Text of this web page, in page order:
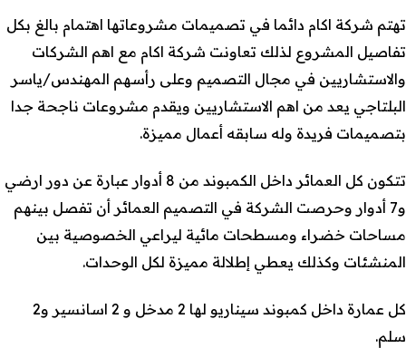
تهتم شركة اكام دائما في تصميمات مشروعاتها اهتمام بالغ بكل
تفاصيل المشروع لذلك تعاونت شركة اكام مع اهم الشركات
والاستشاريين في مجال التصميم وعلى رأسهم المهندس/ياسر
البلتاجي يعد من اهم الاستشاريين ويقدم مشروعات ناجحة جدا
بتصميمات فريدة وله سابقه أعمال مميزة.
تتكون كل العمائر داخل الكمبوند من 8 أدوار عبارة عن دور ارضي
و7 أدوار وحرصت الشركة في التصميم العمائر أن تفصل بينهم
مساحات خضراء ومسطحات مائية ليراعي الخصوصية بين
المنشئات وكذلك يعطي إطلالة مميزة لكل الوحدات.
كل عمارة داخل كمبوند سيناريو لها 2 مدخل و 2 اسانسير و2
سلم.